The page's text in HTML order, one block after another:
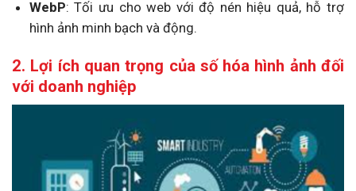
WebP: Tối ưu cho web với độ nén hiệu quả, hỗ trợ
hình ảnh minh bạch và động.
2. Lợi ích quan trọng của số hóa hình ảnh đối
với doanh nghiệp